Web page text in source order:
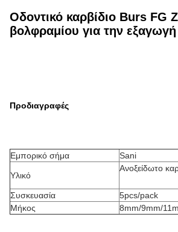
Οδοντικό καρβίδιο Burs FG
βολφραμίου για την
Προδιαγραφές
Εμπορικό σήμα Sani
Υλικό
Ανοξείδωτο
Συσκευασία
5pcs/pack
Μήκος
8mm/9mm/